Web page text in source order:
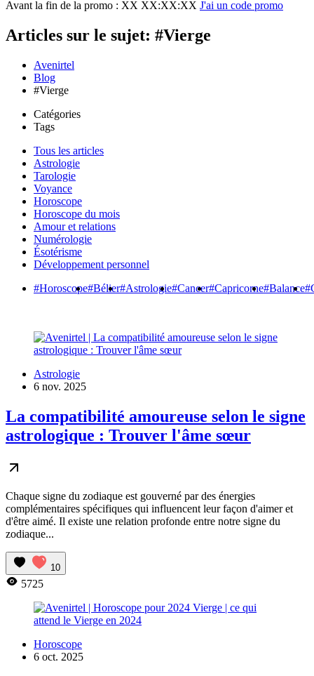
Avant la fin de la promo : XX XX:XX:XX J'ai un code promo
Articles sur le sujet: #Vierge
Avenirtel
Blog
#Vierge
Catégories
Tags
Tous les articles
Astrologie
Tarologie
Voyance
Horoscope
Horoscope du mois
Amour et relations
Numérologie
Ésotérisme
Développement personnel
#Horoscope#Bélier#Astrologie#Cancer#Capricorne#Balance
Astrologie
6 nov. 2025
La compatibilité amoureuse selon le signe
astrologique : Trouver l'âme sœur
Chaque signe du zodiaque est gouverné par des énergies
complémentaires spécifiques qui influencent leur façon d'aimer et
d'être aimé. Il existe une relation profonde entre notre signe du
zodiaque...
10
5725
Horoscope
6 oct. 2025